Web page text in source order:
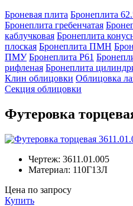
Броневая плита Бронеплита
Бронеплита гребенчатая
каблучковая Бронеплита
плоская Бронеплита ПМН
ПМУ Бронеплита Р61
рифленая Бронеплита
Клин облицовки Облицовка
Секция облицовки
Футеровка
Чертеж: 3611.01.005
Материал: 110Г13Л
Цена по запросу
Купить